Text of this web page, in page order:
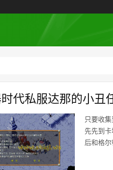
代私服达那的小丑
只要收
先先到
后和格